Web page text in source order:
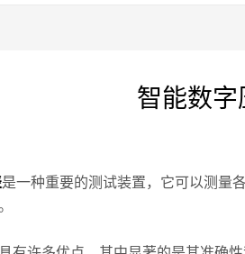
智能数
是一种重要的测试装置，它可以测量